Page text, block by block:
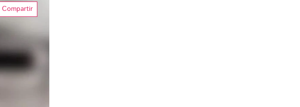
Compartir